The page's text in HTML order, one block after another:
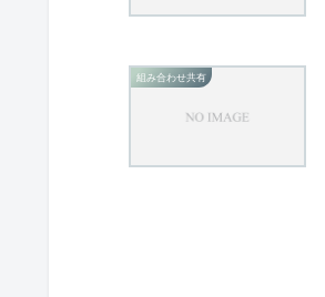
組み合わせ共有